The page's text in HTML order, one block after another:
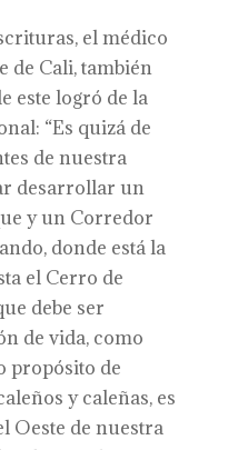
el médico
de Cali, también
este logró de la
“Es quizá de
de nuestra
desarrollar un
y un Corredor
donde está la
el Cerro de
debe ser
de vida, como
propósito de
y caleñas, es
Oeste de nuestra